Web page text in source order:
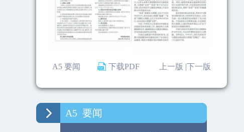
A5 要闻 下载PDF 下一版
上一版 |
A5 要闻